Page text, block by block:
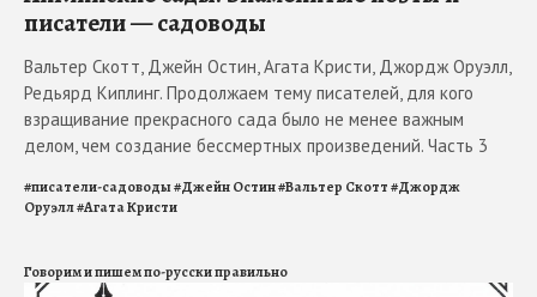
писатели — садоводы
Вальтер Скотт, Джейн Остин, Агата Кристи, Джордж Оруэлл,
Редьярд Киплинг. Продолжаем тему писателей, для кого
взращивание прекрасного сада было не менее важным
делом, чем создание бессмертных произведений. Часть 3
#писатели-садоводы#Джейн Остин#Вальтер Скотт#Джордж
Оруэлл#Агата Кристи
Говорим и пишем по-русски правильно